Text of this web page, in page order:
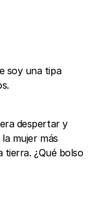
soy una tipa
despertar y
mujer más
tierra. ¿Qué bolso